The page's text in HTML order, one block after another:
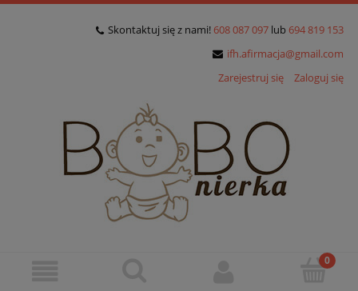
Skontaktuj się z nami! 608 087 097 lub 694 819 153
ifh.afirmacja@gmail.com
Zarejestruj się
Zaloguj się